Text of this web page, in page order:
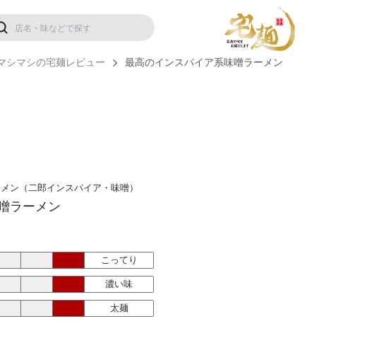
シマシの宅麺レビュー 最高のインスパイア系味噌ラーメン
ン（二郎インスパイア・味噌）
ラーメン
こってり
濃い味
太麺